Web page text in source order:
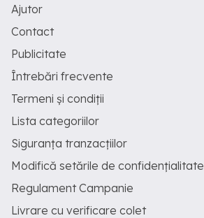
Ajutor
Contact
Publicitate
Întrebări frecvente
Termeni și condiții
Lista categoriilor
Siguranța tranzacțiilor
Modifică setările de confidențialitate
Regulament Campanie
Livrare cu verificare colet